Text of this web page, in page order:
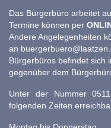
Das Bürgerbüro arbeitet
Termine können per
Andere Angelegenheiten
an
Bürgerbüros befindet sich
gegenüber dem
Unter der Nummer
folgenden Zeiten